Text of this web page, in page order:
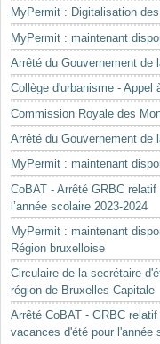
MyPermit : Digitalisation
MyPermit : maintenant
Arrêté du Gouvernement de
Collège d'urbanisme - Appel
Commission Royale des
Arrêté du Gouvernement de
MyPermit : maintenant
CoBAT - Arrêté GRBC
l’année scolaire 2023-2024
MyPermit : maintenant
Région bruxelloise
Circulaire de la secrétaire
région de Bruxelles-Capitale
Arrêté CoBAT - GRBC
vacances d'été pour l'année